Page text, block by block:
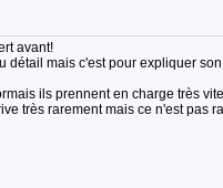
avant!
mais c'est pour expliquer
ils prennent en charge très
très rarement mais ce n'est pas